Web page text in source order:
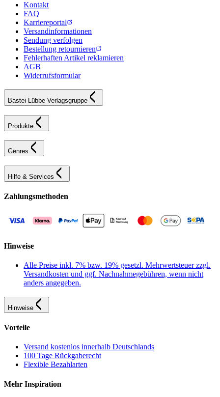
Kontakt
FAQ
Karriereportal
Versandinformationen
Sendung verfolgen
Bestellung retournieren
Fehlerhaften Artikel reklamieren
AGB
Widerrufsformular
Bastei Lübbe Verlagsgruppe
Produkte
Genres
Hilfe & Services
Zahlungsmethoden
Hinweise
Alle Preise inkl. 7% bzw. 19% gesetzl. Mehrwertsteuer zzgl.
Versandkosten und ggf. Nachnahmegebühren, wenn nicht
anders angegeben.
Hinweise
Vorteile
Versand kostenlos innerhalb Deutschlands
100 Tage Rückgaberecht
Flexible Bezahlarten
Mehr Inspiration